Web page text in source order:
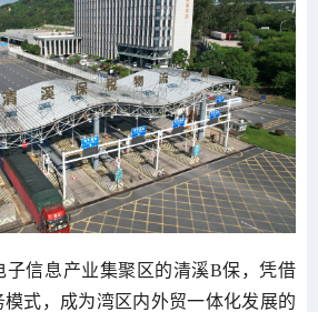
子信息产业集聚区的清溪B保，凭借
模式，成为湾区内外贸一体化发展的